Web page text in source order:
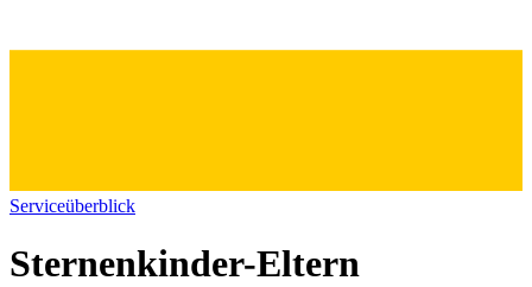
Serviceüberblick
Sternenkinder-Eltern